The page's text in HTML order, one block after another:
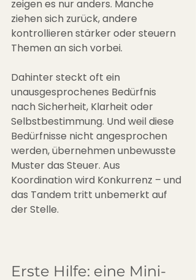
zeigen es nur anders. Manche
ziehen sich zurück, andere
kontrollieren stärker oder steuern
Themen an sich vorbei.
Dahinter steckt oft ein
unausgesprochenes Bedürfnis
nach Sicherheit, Klarheit oder
Selbstbestimmung. Und weil diese
Bedürfnisse nicht angesprochen
werden, übernehmen unbewusste
Muster das Steuer. Aus
Koordination wird Konkurrenz – und
das Tandem tritt unbemerkt auf
der Stelle.
Erste Hilfe: eine Mini-